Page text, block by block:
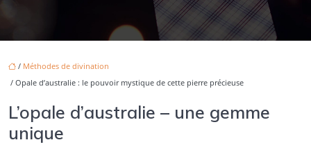
/ Méthodes de divination
/ Opale d’australie : le pouvoir mystique de cette pierre précieuse
L’opale d’australie – une gemme
unique